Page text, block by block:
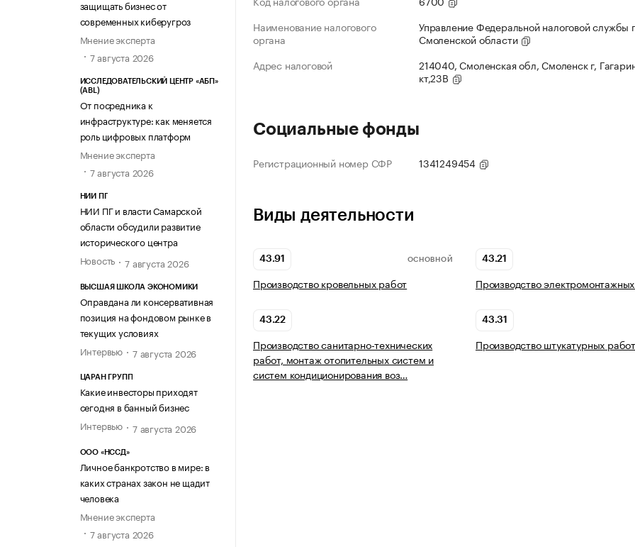
защищать бизнес от
современных киберугроз
Мнение эксперта
7 августа 2026
ИССЛЕДОВАТЕЛЬСКИЙ ЦЕНТР «АБП»
(ABL)
От посредника к
инфраструктуре: как меняется
роль цифровых платформ
Мнение эксперта
7 августа 2026
НИИ ПГ
НИИ ПГ и власти Самарской
области обсудили развитие
исторического центра
Новость
7 августа 2026
ВЫСШАЯ ШКОЛА ЭКОНОМИКИ
Оправдана ли консервативная
позиция на фондовом рынке в
текущих условиях
Интервью
7 августа 2026
ЦАРАН ГРУПП
Какие инвесторы приходят
сегодня в банный бизнес
Интервью
7 августа 2026
ООО «НССД»
Личное банкротство в мире: в
каких странах закон не щадит
человека
Мнение эксперта
7 августа 2026
Наименование налогового
органа
Управление Федеральной налоговой службы
Смоленской области
Адрес налоговой
214040, Смоленская обл, Смоленск г,
кт,23В
Социальные фонды
Регистрационный номер СФР 1341249454
Виды деятельности
43.91 ОСНОВНОЙ
Производство кровельных работ
43.21
Производство
43.22
Производство санитарно-технических
работ, монтаж отопительных систем и
систем кондиционирования воз…
43.31
Производство штукатурных работ